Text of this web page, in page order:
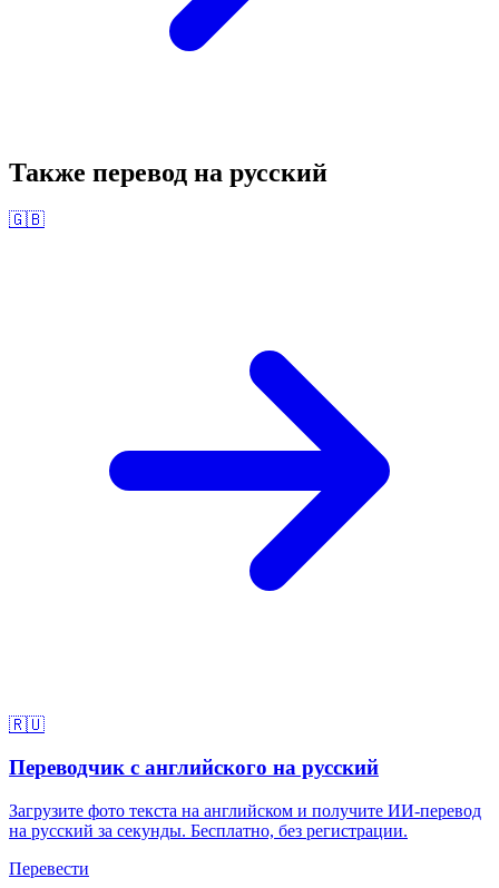
Также перевод на русский
🇬🇧
🇷🇺
Переводчик с английского на русский
Загрузите фото текста на английском и получите ИИ-перевод
на русский за секунды. Бесплатно, без регистрации.
Перевести